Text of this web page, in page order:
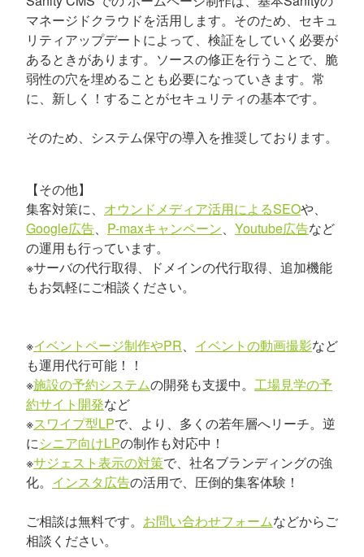
マネージドクラウドを活用します。そのため、セキュ
リティアップデートによって、検証をしていく必要が
あるときがあります。ソースの修正を行うことで、脆
弱性の穴を埋めることも必要になっていきます。常
に、新しく！することがセキュリティの基本です。
そのため、システム保守の導入を推奨しております。
【その他】
集客対策に、 オウンドメディア活用によるSEOや、
Google広告、 P-maxキャンペーン、 Youtube広告など
の運用も行っています。
※サーバの代行取得、ドメインの代行取得、追加機能
もお気軽にご相談ください。
※イベントページ制作やPR、 イベントの動画撮影など
も運用代行可能！！
※施設の予約システムの開発も支援中。 工場見学の予
約サイト開発など
※スワイプ型LPで、より、多くの若年層へリーチ。逆
にシニア向けLPの制作も対応中！
※サジェスト表示の対策で、社名ブランディングの強
化。 インスタ広告の活用で、圧倒的集客体験！
ご相談は無料です。 お問い合わせフォームなどからご
相談ください。